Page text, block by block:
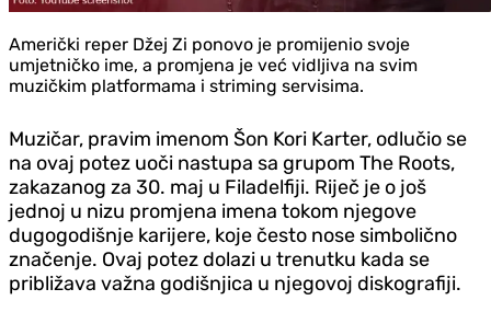
Američki reper Džej Zi ponovo je promijenio svoje
umjetničko ime, a promjena je već vidljiva na svim
muzičkim platformama i striming servisima.
Muzičar, pravim imenom Šon Kori Karter, odlučio se
na ovaj potez uoči nastupa sa grupom The Roots,
zakazanog za 30. maj u Filadelfiji. Riječ je o još
jednoj u nizu promjena imena tokom njegove
dugogodišnje karijere, koje često nose simbolično
značenje. Ovaj potez dolazi u trenutku kada se
približava važna godišnjica u njegovoj diskografiji.